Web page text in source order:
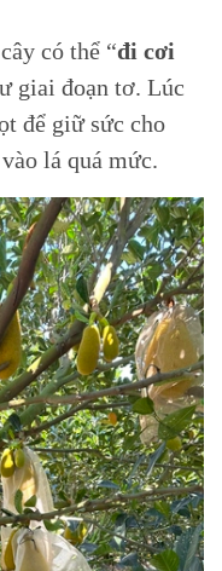
có thể “đi cơi
giai đoạn tơ. Lúc
để giữ sức cho
lá quá mức.